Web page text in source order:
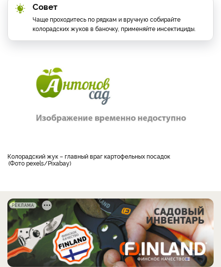
Совет
Чаще проходитесь по рядкам и вручную собирайте
колорадских жуков в баночку, применяйте инсектициды.
колорадский жук – главный враг картофельных посадок
Фото pexels/Pixabay
РЕКЛАМА